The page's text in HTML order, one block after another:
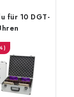
für 10 DGT-